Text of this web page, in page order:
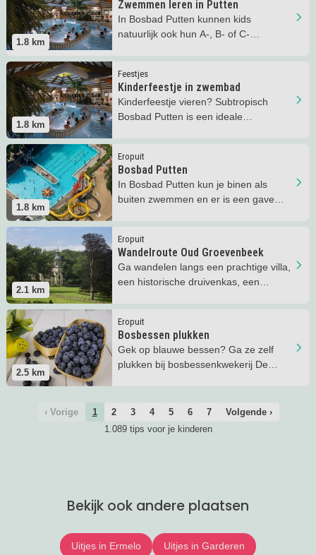
1.8 km
Zwemmen leren in Putten
In Bosbad Putten kunnen kids
natuurlijk ook hun A-, B- of C-
1.8 km
Feestjes
Kinderfeestje in zwembad
Kinderfeestje vieren? Subtropisch
Bosbad Putten is een ideale
Lees meer Kinderfeestje in zwembad
1.8 km
Eropuit
Bosbad Putten
In Bosbad Putten kun je binen als
buiten zwemmen en er is een gave
Lees meer Bosbad Putten
2.1 km
Eropuit
Wandelroute Oud Groevenbeek
Ga wandelen langs een prachtige villa,
een historische druivenkas, een
Wandelroute Oud Groevenbeek
2.5 km
Eropuit
Bosbessen plukken
Gek op blauwe bessen? Ga ze zelf
plukken bij bosbessenkwekerij De
Lees meer Bosbessen plukken
‹ Vorige 1 2 3 4 5 6 7
Volgende ›
1.089 tips voor je kinderen
Bekijk ook andere plaatsen
Uitjes in Ermelo Uitjes in Garderen